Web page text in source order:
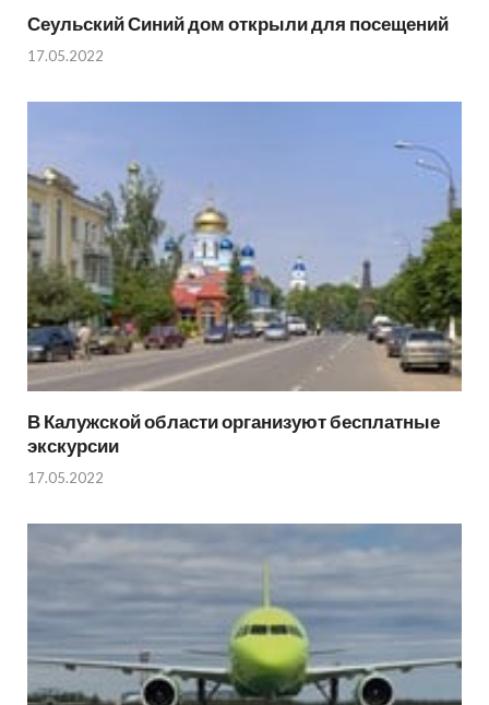
Сеульский Синий дом открыли для посещений
17.05.2022
В Калужской области организуют бесплатные
экскурсии
17.05.2022